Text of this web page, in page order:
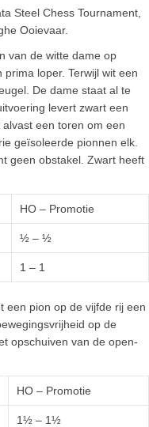
Steel Chess Tournament,
Ooievaar.
van de witte dame op
loper. Terwijl wit een
De dame staat al te
levert zwart een
een toren om een
geïsoleerde pionnen elk.
geen obstakel. Zwart heeft
HO – Promotie
½ – ½
1 – 1
een pion op de vijfde rij een
op de
opschuiven van de open-
HO – Promotie
1½ – 1½